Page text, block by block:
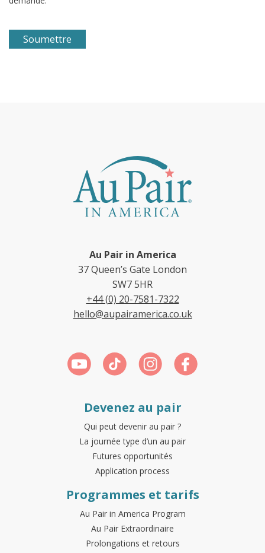
Au Pair in America
37 Queen’s Gate London
SW7 5HR
+44 (0) 20-7581-7322
hello@aupairamerica.co.uk
Devenez au pair
Qui peut devenir au pair ?
La journée type d’un au pair
Futures opportunités
Application process
Programmes et tarifs
Au Pair in America Program
Au Pair Extraordinaire
Prolongations et retours